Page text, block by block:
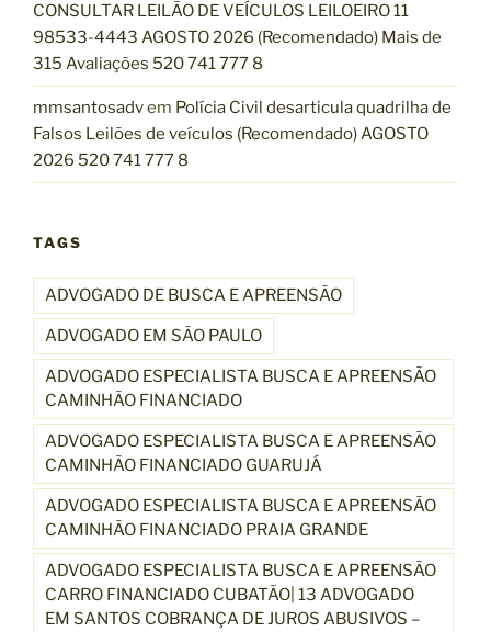
CONSULTAR LEILÃO DE VEÍCULOS LEILOEIRO 11
98533-4443 AGOSTO 2026 (Recomendado) Mais de
315 Avaliações 520 741 777 8
mmsantosadvem Polícia Civil desarticula quadrilha de
Falsos Leilões de veículos (Recomendado) AGOSTO
2026 520 741 777 8
TAGS
ADVOGADO DE BUSCA E APREENSÃO
ADVOGADO EM SÃO PAULO
ADVOGADO ESPECIALISTA BUSCA E APREENSÃO
CAMINHÃO FINANCIADO
ADVOGADO ESPECIALISTA BUSCA E APREENSÃO
CAMINHÃO FINANCIADO GUARUJÁ
ADVOGADO ESPECIALISTA BUSCA E APREENSÃO
CAMINHÃO FINANCIADO PRAIA GRANDE
ADVOGADO ESPECIALISTA BUSCA E APREENSÃO
CARRO FINANCIADO CUBATÃO| 13 ADVOGADO
EM SANTOS COBRANÇA DE JUROS ABUSIVOS –